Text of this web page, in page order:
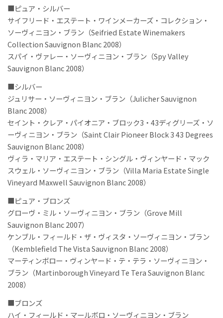
■ピュア・シルバー
サイフリード・エステート・ワインメーカーズ・コレクション・
ソーヴィニヨン・ブラン（Seifried Estate Winemakers
Collection Sauvignon Blanc 2008）
スパイ・ヴァレー・ソーヴィニヨン・ブラン（Spy Valley
Sauvignon Blanc 2008）
■シルバー
ジュリサー・ソーヴィニヨン・ブラン（Julicher Sauvignon
Blanc 2008）
セイント・クレア・パイオニア・ブロック3・43ディグリーズ・ソ
ーヴィニヨン・ブラン（Saint Clair Pioneer Block 3 43 Degrees
Sauvignon Blanc 2008）
ヴィラ・マリア・エステート・シングル・ヴィンヤード・マック
スウェル・ソーヴィニヨン・ブラン（Villa Maria Estate Single
Vineyard Maxwell Sauvignon Blanc 2008）
■ピュア・ブロンズ
グローヴ・ミル・ソーヴィニヨン・ブラン（Grove Mill
Sauvignon Blanc 2007）
ケンブル・フィールド・ザ・ヴィスタ・ソーヴィニヨン・ブラン
（Kemblefield The Vista Sauvignon Blanc 2008）
マーティンボロー・ヴィンヤード・テ・テラ・ソーヴィニヨン・
ブラン（Martinborough Vineyard Te Tera Sauvignon Blanc
2008）
■ブロンズ
ハイ・フィールド・マールボロ・ソーヴィニヨン・ブラン